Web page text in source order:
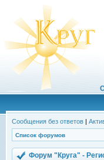
Сообщения без ответов |
Список форумов
Форум "Круга" -